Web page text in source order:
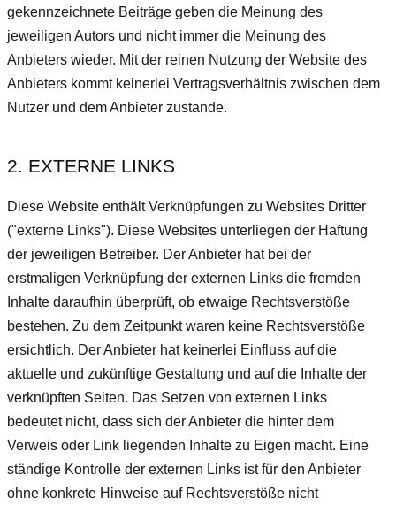
gekennzeichnete Beiträge geben die Meinung des
jeweiligen Autors und nicht immer die Meinung des
Anbieters wieder. Mit der reinen Nutzung der Website des
Anbieters kommt keinerlei Vertragsverhältnis zwischen dem
Nutzer und dem Anbieter zustande.
2. EXTERNE LINKS
Diese Website enthält Verknüpfungen zu Websites Dritter
("externe Links"). Diese Websites unterliegen der Haftung
der jeweiligen Betreiber. Der Anbieter hat bei der
erstmaligen Verknüpfung der externen Links die fremden
Inhalte daraufhin überprüft, ob etwaige Rechtsverstöße
bestehen. Zu dem Zeitpunkt waren keine Rechtsverstöße
ersichtlich. Der Anbieter hat keinerlei Einfluss auf die
aktuelle und zukünftige Gestaltung und auf die Inhalte der
verknüpften Seiten. Das Setzen von externen Links
bedeutet nicht, dass sich der Anbieter die hinter dem
Verweis oder Link liegenden Inhalte zu Eigen macht. Eine
ständige Kontrolle der externen Links ist für den Anbieter
ohne konkrete Hinweise auf Rechtsverstöße nicht